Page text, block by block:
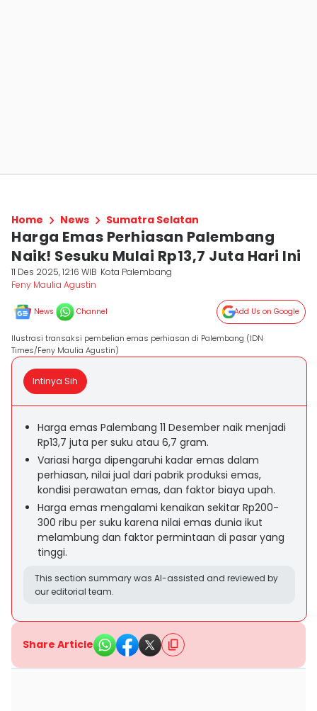
Home News Sumatra Selatan
Harga Emas Perhiasan Palembang
Naik! Sesuku Mulai Rp13,7 Juta Hari Ini
11 Des 2025, 12:16 WIB Kota Palembang
Feny Maulia Agustin
News Channel Add Us on Google
Ilustrasi transaksi pembelian emas perhiasan di Palembang (IDN
Times/Feny Maulia Agustin)
Intinya Sih
Harga emas Palembang 11 Desember naik menjadi
Rp13,7 juta per suku atau 6,7 gram.
Variasi harga dipengaruhi kadar emas dalam
perhiasan, nilai jual dari pabrik produksi emas,
kondisi perawatan emas, dan faktor biaya upah.
Harga emas mengalami kenaikan sekitar Rp200-
300 ribu per suku karena nilai emas dunia ikut
melambung dan faktor permintaan di pasar yang
tinggi.
This section summary was AI-assisted and reviewed by
our editorial team.
Share Article